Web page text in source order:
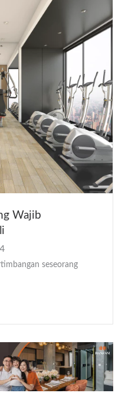
Wajib
seseorang